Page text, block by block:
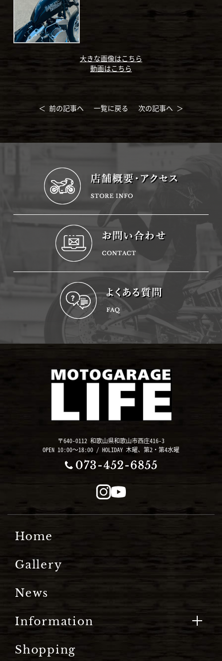
大きな画像はこちら
動画はこちら
＜ 前の記事へ 一覧に戻る 次の記事へ ＞
〒640-0112 和歌山県和歌山市西庄416-3
OPEN 10:00～18:00 / HOLIDAY 木曜、第2・第4水曜
Home
Gallery
News
Information
Shopping